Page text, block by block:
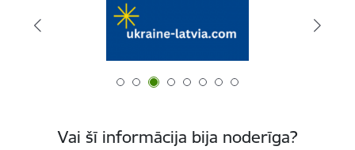
Vai šī informācija bija noderīga?